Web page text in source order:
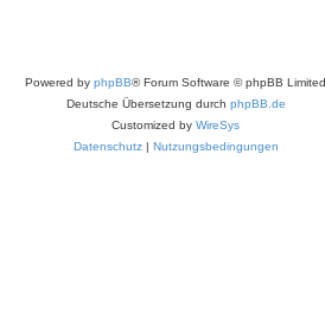
Powered by phpBB® Forum Software © phpBB Limited
Deutsche Übersetzung durch phpBB.de
Customized by WireSys
Datenschutz
Nutzungsbedingungen